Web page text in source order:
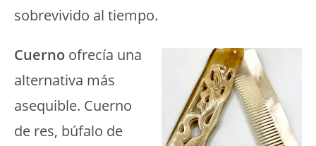
sobrevivido al tiempo.
Cuerno ofrecía una
alternativa más
asequible. Cuerno
de res, búfalo de